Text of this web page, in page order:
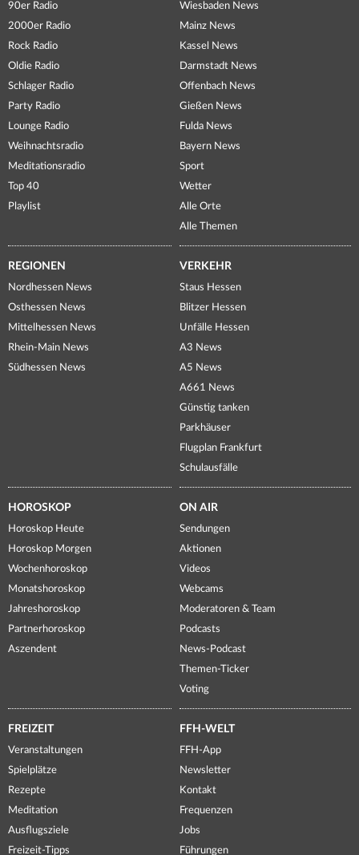
90er Radio
2000er Radio
Rock Radio
Oldie Radio
Schlager Radio
Party Radio
Lounge Radio
Weihnachtsradio
Meditationsradio
Top 40
Playlist
Wiesbaden News
Mainz News
Kassel News
Darmstadt News
Offenbach News
Gießen News
Fulda News
Bayern News
Sport
Wetter
Alle Orte
Alle Themen
REGIONEN
Nordhessen News
Osthessen News
Mittelhessen News
Rhein-Main News
Südhessen News
VERKEHR
Staus Hessen
Blitzer Hessen
Unfälle Hessen
A3 News
A5 News
A661 News
Günstig tanken
Parkhäuser
Flugplan Frankfurt
Schulausfälle
HOROSKOP
Horoskop Heute
Horoskop Morgen
Wochenhoroskop
Monatshoroskop
Jahreshoroskop
Partnerhoroskop
Aszendent
ON AIR
Sendungen
Aktionen
Videos
Webcams
Moderatoren & Team
Podcasts
News-Podcast
Themen-Ticker
Voting
FREIZEIT
Veranstaltungen
Spielplätze
Rezepte
Meditation
Ausflugsziele
Freizeit-Tipps
FFH-WELT
FFH-App
Newsletter
Kontakt
Frequenzen
Jobs
Führungen